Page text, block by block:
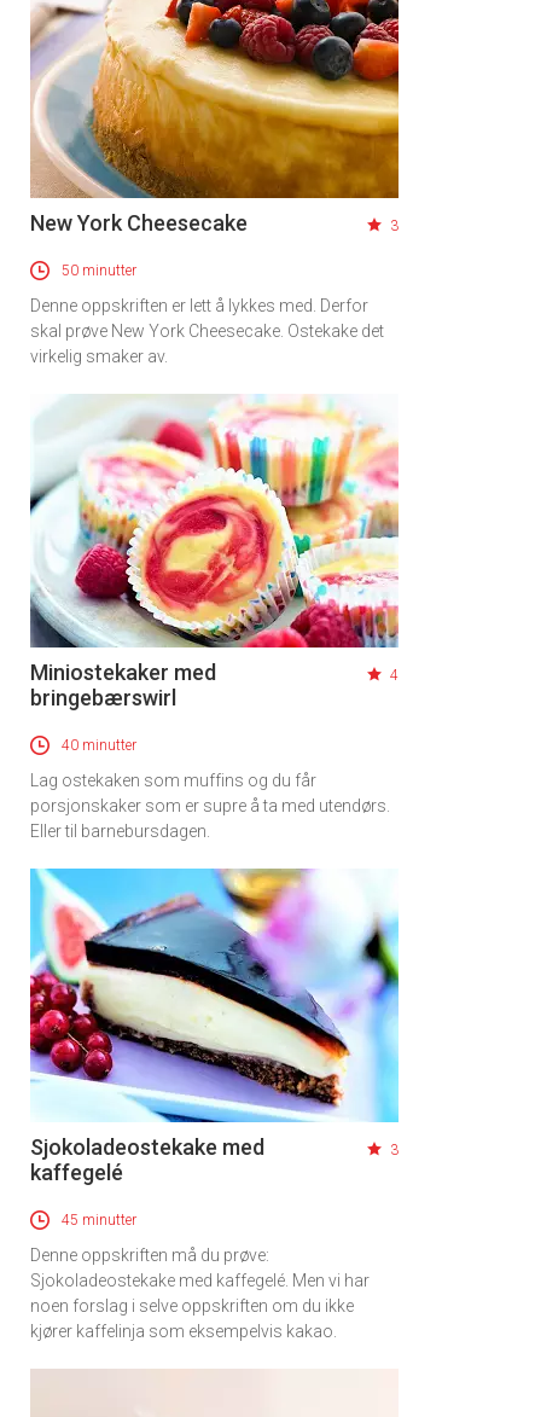
New York Cheesecake 3
50 minutter
Denne oppskriften er lett å lykkes med. Derfor
skal prøve New York Cheesecake. Ostekake det
virkelig smaker av.
Miniostekaker med
bringebærswirl
4
40 minutter
Lag ostekaken som muffins og du får
porsjonskaker som er supre å ta med utendørs.
Eller til barnebursdagen.
Sjokoladeostekake med
kaffegelé
3
45 minutter
Denne oppskriften må du prøve:
Sjokoladeostekake med kaffegelé. Men vi har
noen forslag i selve oppskriften om du ikke
kjører kaffelinja som eksempelvis kakao.